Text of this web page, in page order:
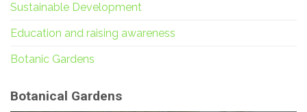
Sustainable Development
Education and raising awareness
Botanic Gardens
Botanical Gardens